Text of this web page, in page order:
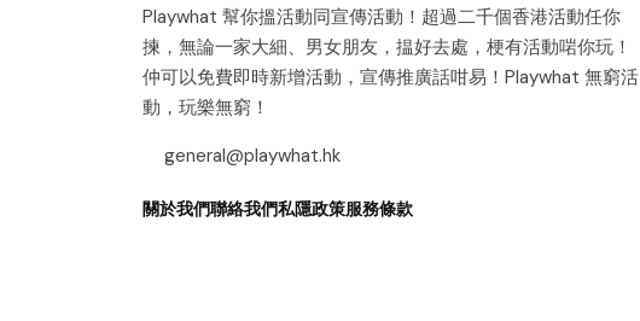
Playwhat 幫你搵活動同宣傳活動！超過二千個香港活動任你
揀，無論一家大細、男女朋友，揾好去處，梗有活動啱你玩！
仲可以免費即時新增活動，宣傳推廣話咁易！Playwhat 無窮活
動，玩樂無窮！
general@playwhat.hk
關於我們聯絡我們私隱政策服務條款